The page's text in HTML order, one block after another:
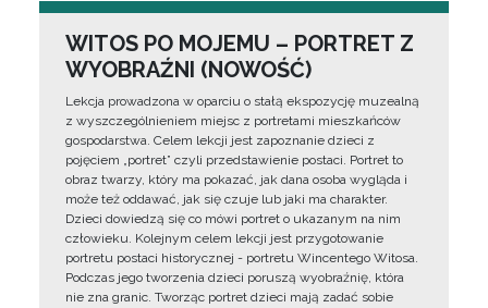
WITOS PO MOJEMU – PORTRET Z
WYOBRAŹNI (NOWOŚĆ)
Lekcja prowadzona w oparciu o stałą ekspozycję muzealną
z wyszczególnieniem miejsc z portretami mieszkańców
gospodarstwa. Celem lekcji jest zapoznanie dzieci z
pojęciem „portret” czyli przedstawienie postaci. Portret to
obraz twarzy, który ma pokazać, jak dana osoba wygląda i
może też oddawać, jak się czuje lub jaki ma charakter.
Dzieci dowiedzą się co mówi portret o ukazanym na nim
człowieku. Kolejnym celem lekcji jest przygotowanie
portretu postaci historycznej - portretu Wincentego Witosa.
Podczas jego tworzenia dzieci poruszą wyobraźnię, która
nie zna granic. Tworząc portret dzieci mają zadać sobie